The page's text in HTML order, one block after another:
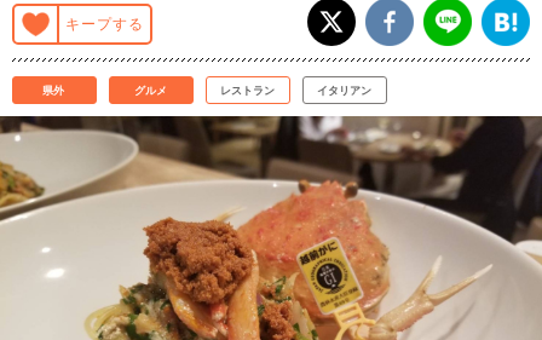
キープする
県外 グルメ レストラン イタリアン